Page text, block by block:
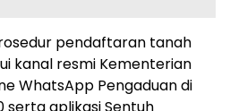
pendaftaran tanah
kanal resmi Kementerian
WhatsApp Pengaduan di